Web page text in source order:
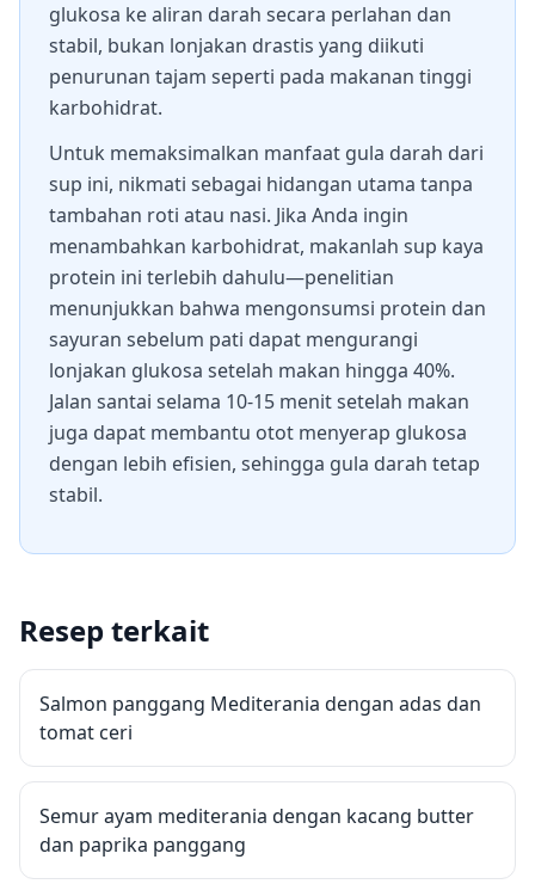
glukosa ke aliran darah secara perlahan dan
stabil, bukan lonjakan drastis yang diikuti
penurunan tajam seperti pada makanan tinggi
karbohidrat.
Untuk memaksimalkan manfaat gula darah dari
sup ini, nikmati sebagai hidangan utama tanpa
tambahan roti atau nasi. Jika Anda ingin
menambahkan karbohidrat, makanlah sup kaya
protein ini terlebih dahulu—penelitian
menunjukkan bahwa mengonsumsi protein dan
sayuran sebelum pati dapat mengurangi
lonjakan glukosa setelah makan hingga 40%.
Jalan santai selama 10-15 menit setelah makan
juga dapat membantu otot menyerap glukosa
dengan lebih efisien, sehingga gula darah tetap
stabil.
Resep terkait
Salmon panggang Mediterania dengan adas dan
tomat ceri
Semur ayam mediterania dengan kacang butter
dan paprika panggang